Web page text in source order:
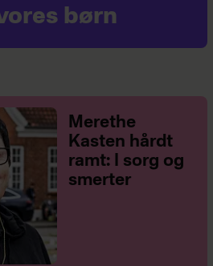
børn
Merethe
Kasten hårdt
ramt: I sorg og
smerter